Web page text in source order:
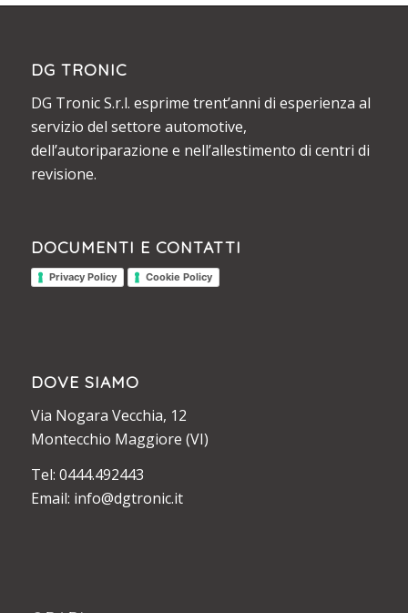
DG TRONIC
DG Tronic S.r.l. esprime trent’anni di esperienza al
servizio del settore automotive,
dell’autoriparazione e nell’allestimento di centri di
revisione.
DOCUMENTI E CONTATTI
Privacy Policy Cookie Policy
DOVE SIAMO
Via Nogara Vecchia, 12
Montecchio Maggiore (VI)
Tel: 0444.492443
Email: info@dgtronic.it